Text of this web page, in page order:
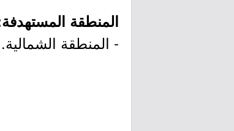
المنطقة
- المنطقة الشمالية.